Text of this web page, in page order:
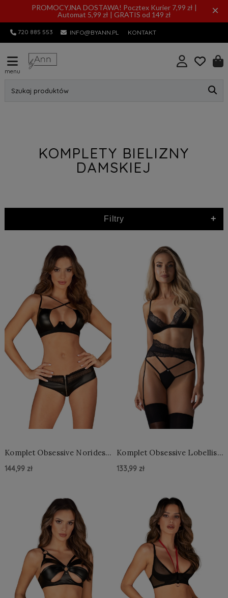
PROMOCYJNA DOSTAWA! Pocztex Kurier 7,99 zł |
Automat 5,99 zł | GRATIS od 149 zł
×
720 885 553 INFO@BYANN.PL KONTAKT
menu
Szukaj produktów
KOMPLETY BIELIZNY
DAMSKIEJ
Filtry +
Komplet Obsessive Norides
144,99 zł
Komplet Obsessive Lobellis
133,99 zł